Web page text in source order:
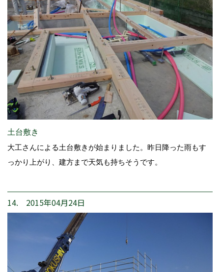
土台敷き
大工さんによる土台敷きが始まりました。昨日降った雨もす
っかり上がり、建方まで天気も持ちそうです。
14. 2015年04月24日